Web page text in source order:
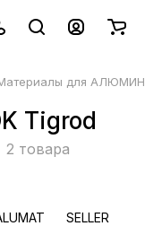
для
Tigrod
2 товара
SELLER